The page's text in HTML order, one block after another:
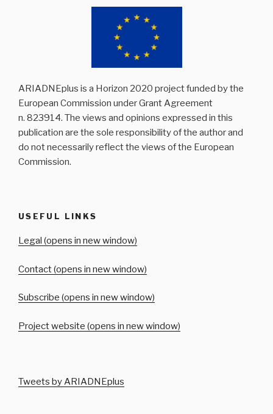
ARIADNEplus is a Horizon 2020 project funded by the
European Commission under Grant Agreement
n. 823914. The views and opinions expressed in this
publication are the sole responsibility of the author and
do not necessarily reflect the views of the European
Commission.
USEFUL LINKS
Legal (opens in new window)
Contact (opens in new window)
Subscribe (opens in new window)
Project website (opens in new window)
Tweets by ARIADNEplus